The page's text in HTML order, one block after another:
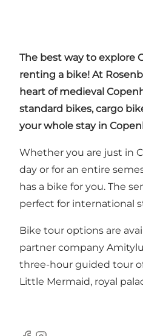
The best way to explore
renting a bike! At
heart of medieval
standard bikes, cargo
your whole stay in
Whether you are just in
day or for an entire
has a bike for you. The
perfect for international
Bike tour options are
partner company
three-hour guided tour
Little Mermaid, royal